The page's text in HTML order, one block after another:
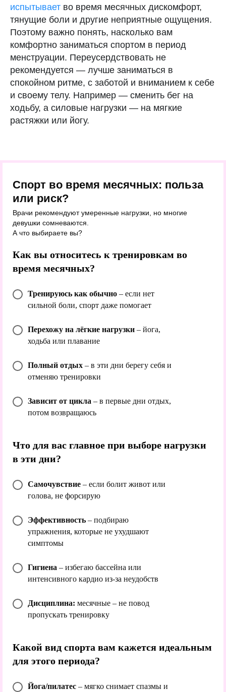
испытывает во время месячных дискомфорт,
тянущие боли и другие неприятные ощущения.
Поэтому важно понять, насколько вам
комфортно заниматься спортом в период
менструации. Переусердствовать не
рекомендуется — лучше заниматься в
спокойном ритме, с заботой и вниманием к себе
и своему телу. Например — сменить бег на
ходьбу, а силовые нагрузки — на мягкие
растяжки или йогу.
Спорт во время месячных: польза
или риск?
Врачи рекомендуют умеренные нагрузки, но многие
девушки сомневаются.
А что выбираете вы?
Как вы относитесь к тренировкам во
время месячных?
Тренируюсь как обычно – если нет
сильной боли, спорт даже помогает
Перехожу на лёгкие нагрузки – йога,
ходьба или плавание
Полный отдых – в эти дни берегу себя и
отменяю тренировки
Зависит от цикла – в первые дни отдых,
потом возвращаюсь
Что для вас главное при выборе нагрузки
в эти дни?
Самочувствие – если болит живот или
голова, не форсирую
Эффективность – подбираю
упражнения, которые не ухудшают
симптомы
Гигиена – избегаю бассейна или
интенсивного кардио из-за неудобств
Дисциплина: месячные – не повод
пропускать тренировку
Какой вид спорта вам кажется идеальным
для этого периода?
Йога/пилатес – мягко снимает спазмы и